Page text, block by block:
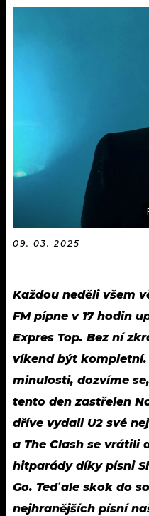
KALENDÁŘ
MIX
09. 03. 2025
Každou neděli všem
FM pípne v 17 hodin
Expres Top. Bez ní
víkend být kompletní.
minulosti, dozvíme
tento den zastřelen
dříve vydali U2 své
a The Clash se vrátili
hitparády díky písni
Go. Teď ale skok do
nejhranějších písní